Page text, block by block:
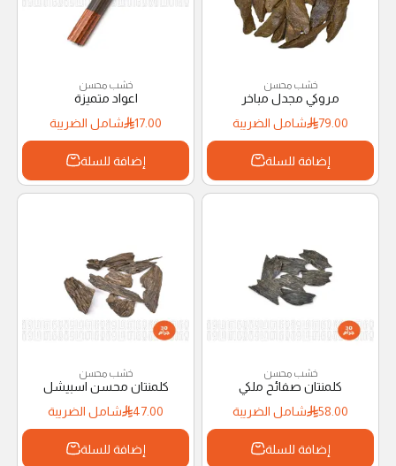
خشب محسن
مروكي مجدل مباخر
79.00
شامل الضريبة
إضافة للسلة
خشب محسن
اعواد متميزة
17.00
شامل الضريبة
إضافة للسلة
خشب محسن
كلمنتان صفائح ملكي
58.00
شامل الضريبة
إضافة للسلة
خشب محسن
كلمنتان محسن اسبيشل
47.00
شامل الضريبة
إضافة للسلة